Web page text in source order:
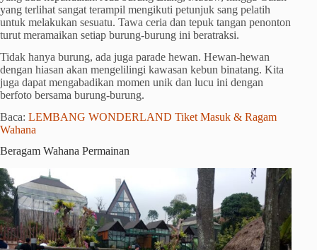
yang terlihat sangat terampil mengikuti petunjuk sang pelatih
untuk melakukan sesuatu. Tawa ceria dan tepuk tangan penonton
turut meramaikan setiap burung-burung ini beratraksi.
Tidak hanya burung, ada juga parade hewan. Hewan-hewan
dengan hiasan akan mengelilingi kawasan kebun binatang. Kita
juga dapat mengabadikan momen unik dan lucu ini dengan
berfoto bersama burung-burung.
Baca: LEMBANG WONDERLAND Tiket Masuk & Ragam
Wahana
Beragam Wahana Permainan